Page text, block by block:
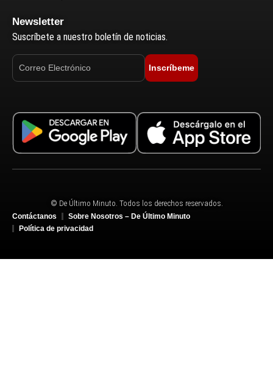
Newsletter
Suscríbete a nuestro boletín de noticias.
Inscríbeme
© De Último Minuto. Todos los derechos reservados.
Contáctanos
Sobre Nosotros – De Último Minuto
Política de privacidad